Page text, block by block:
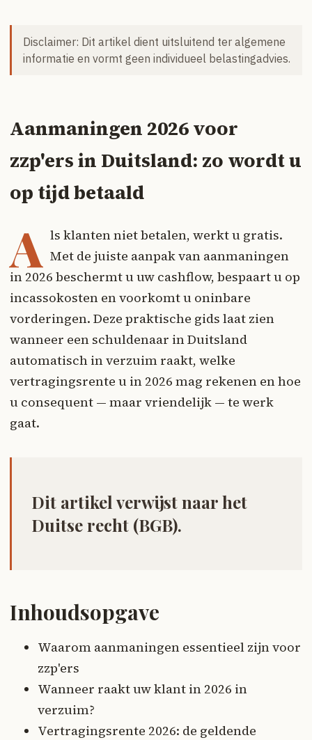
Disclaimer: Dit artikel dient uitsluitend ter algemene
informatie en vormt geen individueel belastingadvies.
Aanmaningen 2026 voor
zzp'ers in Duitsland: zo wordt u
op tijd betaald
A ls klanten niet betalen, werkt u gratis.
Met de juiste aanpak van aanmaningen
in 2026 beschermt u uw cashflow, bespaart u op
incassokosten en voorkomt u oninbare
vorderingen. Deze praktische gids laat zien
wanneer een schuldenaar in Duitsland
automatisch in verzuim raakt, welke
vertragingsrente u in 2026 mag rekenen en hoe
u consequent — maar vriendelijk — te werk
gaat.
Dit artikel verwijst naar het
Duitse recht (BGB).
Inhoudsopgave
Waarom aanmaningen essentieel zijn voor
zzp'ers
Wanneer raakt uw klant in 2026 in
verzuim?
Vertragingsrente 2026: de geldende